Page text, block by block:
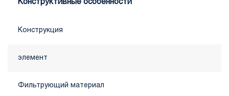
Конструктивные особенности
Конструкция
элемент
Фильтрующий материал